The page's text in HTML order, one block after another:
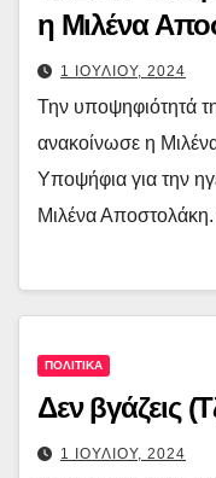
η Μιλένα
1 ΙΟΥΛΙΟΥ, 2024
Την υποψηφιότητά
ανακοίνωσε η
Υποψήφια για την
Μιλένα
ΠΟΛΙΤΙΚΑ
Δεν βγάζεις
1 ΙΟΥΛΙΟΥ, 2024